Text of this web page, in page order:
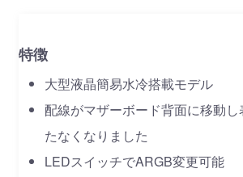
特徴
大型液晶簡易水冷搭載モデル
配線がマザーボード背面に移動
たなくなりました
LEDスイッチでARGB変更可能